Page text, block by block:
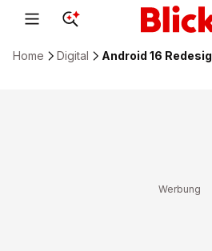
Home Digital Android 16